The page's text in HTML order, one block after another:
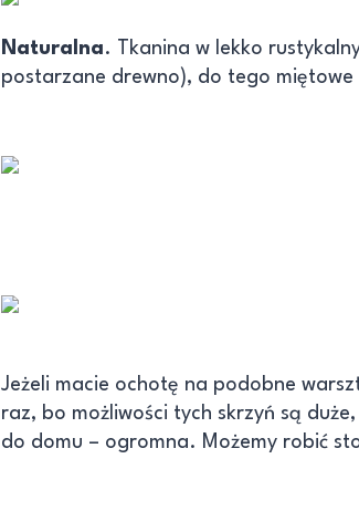
Naturalna. Tkanina w lekko
postarzane drewno), do tego
Jeżeli macie ochotę na podobne
raz, bo możliwości tych skrzyń są
do domu – ogromna. Możemy robić